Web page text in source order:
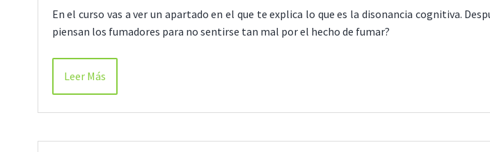
En el curso vas a ver un apartado en el que te explica lo que es la disonancia cognitiva.
piensan los fumadores para no sentirse tan mal por el hecho de fumar?
Leer Más